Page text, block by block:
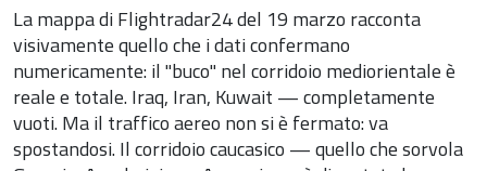
La mappa di Flightradar24 del 19 marzo racconta
visivamente quello che i dati confermano
numericamente: il "buco" nel corridoio mediorientale è
reale e totale. Iraq, Iran, Kuwait — completamente
vuoti. Ma il traffico aereo non si è fermato: va
spostandosi. Il corridoio caucasico — quello che sorvola